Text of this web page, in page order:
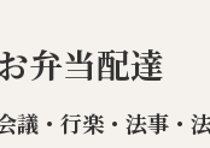
弁当配達
議・行楽・法事・